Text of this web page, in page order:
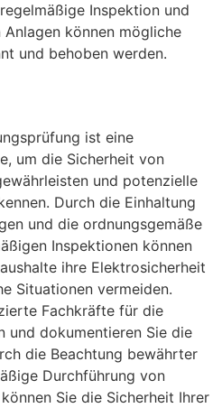
Inspektion und
können mögliche
und behoben werden.
ist eine
um die Sicherheit von
und potenzielle
Durch die Einhaltung
und die ordnungsgemäße
Inspektionen können
ihre Elektrosicherheit
Situationen vermeiden.
Fachkräfte für die
und dokumentieren Sie die
die Beachtung bewährter
Durchführung von
Sie die Sicherheit Ihrer